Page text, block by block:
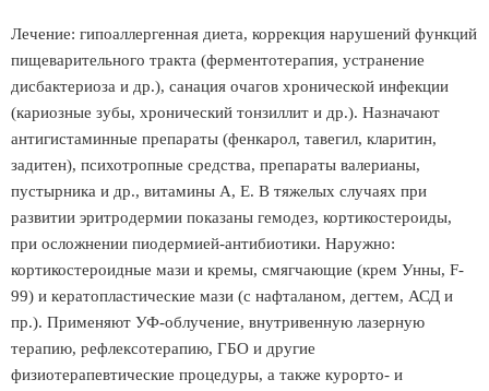
Лечение: гипоаллергенная диета, коррекция нарушений функций
пищеварительного тракта (ферментотерапия, устранение
дисбактериоза и др.), санация очагов хронической инфекции
(кариозные зубы, хронический тонзиллит и др.). Назначают
антигистаминные препараты (фенкарол, тавегил, кларитин,
задитен), психотропные средства, препараты валерианы,
пустырника и др., витамины А, Е. В тяжелых случаях при
развитии эритродермии показаны гемодез, кортикостероиды,
при осложнении пиодермией-антибиотики. Наружно:
кортикостероидные мази и кремы, смягчающие (крем Унны, F-
99) и кератопластические мази (с нафталаном, дегтем, АСД и
пр.). Применяют УФ-облучение, внутривенную лазерную
терапию, рефлексотерапию, ГБО и другие
физиотерапевтические процедуры, а также курорто- и